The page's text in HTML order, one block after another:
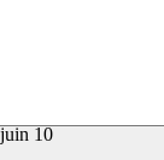
juin 10